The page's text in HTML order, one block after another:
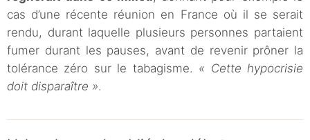
cas d’une récente réunion en France où il se serait
rendu, durant laquelle plusieurs personnes partaient
fumer durant les pauses, avant de revenir prôner la
tolérance zéro sur le tabagisme. « Cette hypocrisie
doit disparaître ».